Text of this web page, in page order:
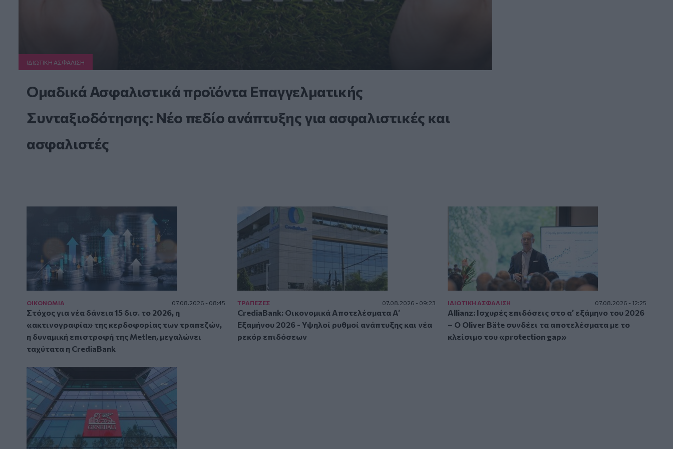
ΙΔΙΩΤΙΚΗ ΑΣΦAΛΙΣΗ
Ομαδικά Ασφαλιστικά προϊόντα Επαγγελματικής
Συνταξιοδότησης: Νέο πεδίο ανάπτυξης για ασφαλιστικές και
ασφαλιστές
ΟΙΚΟΝΟΜΙΑ 07.08.2026 - 08:45
Στόχος για νέα δάνεια 15 δισ. το 2026, η
«ακτινογραφία» της κερδοφορίας των τραπεζών,
η δυναμική επιστροφή της Metlen, μεγαλώνει
ταχύτατα η CrediaBank
ΤΡAΠΕΖΕΣ 07.08.2026 - 09:23
CrediaBank: Οικονομικά Αποτελέσματα A’
Εξαμήνου 2026 - Υψηλοί ρυθμοί ανάπτυξης και νέα
ρεκόρ επιδόσεων
ΙΔΙΩΤΙΚΗ ΑΣΦAΛΙΣΗ 07.08.2026 - 12:25
Allianz: Ισχυρές επιδόσεις στο α’ εξάμηνο του 2026
– Ο Oliver Bäte συνδέει τα αποτελέσματα με το
κλείσιμο του «protection gap»